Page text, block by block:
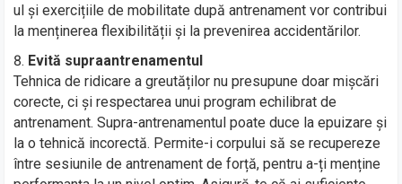
ul și exercițiile de mobilitate după antrenament vor contribui
la menținerea flexibilității și la prevenirea accidentărilor.
Evită supraantrenamentul
Tehnica de ridicare a greutăților nu presupune doar mișcări
corecte, ci și respectarea unui program echilibrat de
antrenament. Supra-antrenamentul poate duce la epuizare și
la o tehnică incorectă. Permite-i corpului să se recupereze
între sesiunile de antrenament de forță, pentru a-ți menține